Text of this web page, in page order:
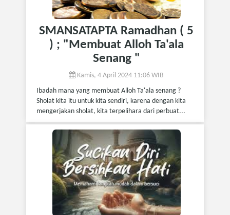
SMANSATAPTA Ramadhan ( 5
) ; "Membuat Alloh Ta'ala
Senang "
Kamis, 4 April 2024 11:06 WIB
Ibadah mana yang membuat Alloh Ta'ala senang ?
Sholat kita itu untuk kita sendiri, karena dengan kita
mengerjakan sholat, kita terpelihara dari perbuat...